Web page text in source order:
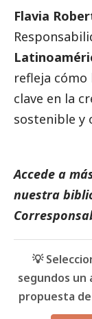
Flavia
refleja cómo
clave en la
sostenible y
Accede a
nuestra
💡
segundos un
propuesta